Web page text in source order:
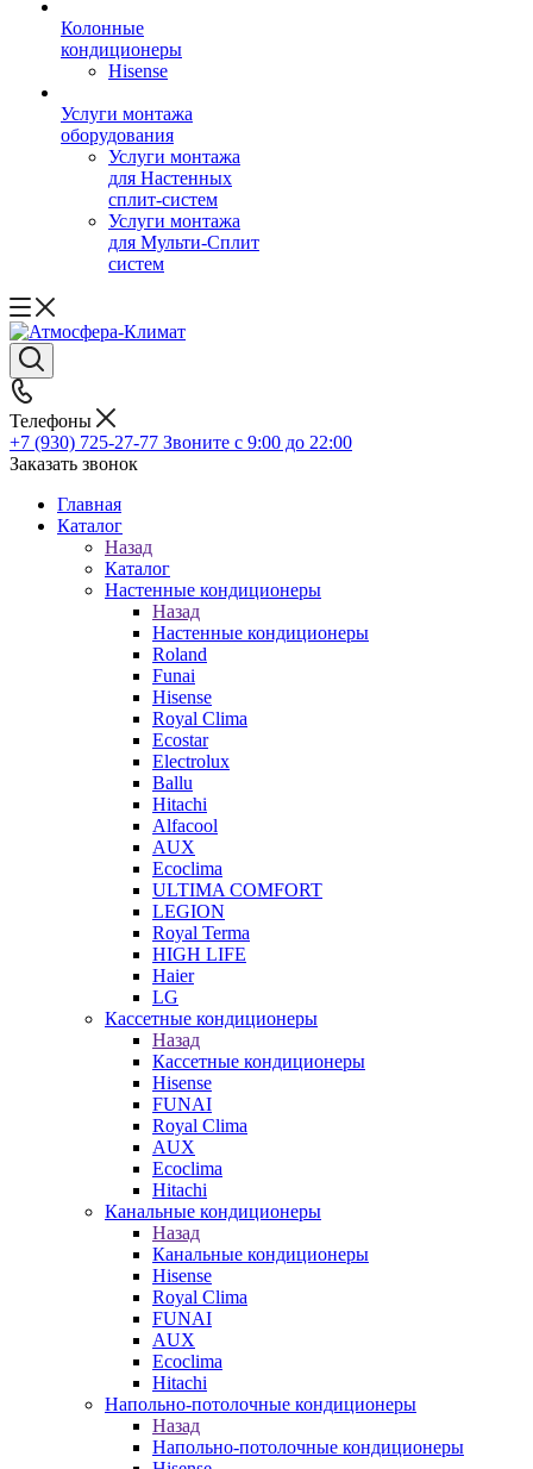
Колонные
кондиционеры
Hisense
Услуги монтажа
оборудования
Услуги монтажа
для Настенных
сплит-систем
Услуги монтажа
для Мульти-Сплит
систем
Телефоны
+7 (930) 725-27-77 Звоните с 9:00 до 22:00
Заказать звонок
Главная
Каталог
Назад
Каталог
Настенные кондиционеры
Назад
Настенные кондиционеры
Roland
Funai
Hisense
Royal Clima
Ecostar
Electrolux
Ballu
Hitachi
Alfacool
AUX
Ecoclima
ULTIMA COMFORT
LEGION
Royal Terma
HIGH LIFE
Haier
LG
Кассетные кондиционеры
Назад
Кассетные кондиционеры
Hisense
FUNAI
Royal Clima
AUX
Ecoclima
Hitachi
Канальные кондиционеры
Назад
Канальные кондиционеры
Hisense
Royal Clima
FUNAI
AUX
Ecoclima
Hitachi
Напольно-потолочные кондиционеры
Назад
Напольно-потолочные кондиционеры